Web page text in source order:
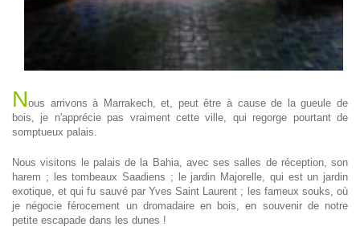
Nous arrivons à Marrakech, et, peut être à cause de la gueule de
bois, je n'apprécie pas vraiment cette ville, qui regorge pourtant de
somptueux palais.
Nous visitons le palais de la Bahia, avec ses salles de réception, son
harem ; les tombeaux Saadiens ; le jardin Majorelle, qui est un jardin
exotique, et qui fu sauvé par Yves Saint Laurent ; les fameux souks, où
je négocie férocement un dromadaire en bois, en souvenir de notre
petite escapade dans les dunes !